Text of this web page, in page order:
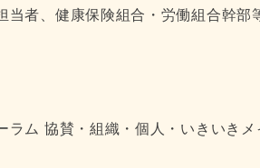
当者、健康保険組合・労働組合幹部
ラム 協賛・組織・個人・いきいきメ